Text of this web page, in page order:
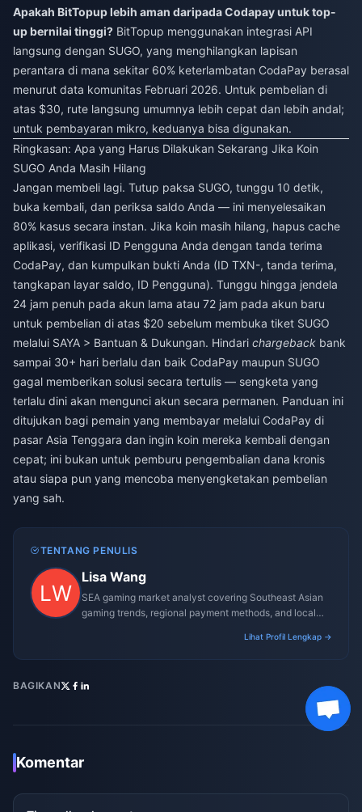
Apakah BitTopup lebih aman daripada Codapay untuk top-
up bernilai tinggi? BitTopup menggunakan integrasi API
langsung dengan SUGO, yang menghilangkan lapisan
perantara di mana sekitar 60% keterlambatan CodaPay berasal
menurut data komunitas Februari 2026. Untuk pembelian di
atas $30, rute langsung umumnya lebih cepat dan lebih andal;
untuk pembayaran mikro, keduanya bisa digunakan.
Ringkasan: Apa yang Harus Dilakukan Sekarang Jika Koin
SUGO Anda Masih Hilang
Jangan membeli lagi. Tutup paksa SUGO, tunggu 10 detik,
buka kembali, dan periksa saldo Anda — ini menyelesaikan
80% kasus secara instan. Jika koin masih hilang, hapus cache
aplikasi, verifikasi ID Pengguna Anda dengan tanda terima
CodaPay, dan kumpulkan bukti Anda (ID TXN-, tanda terima,
tangkapan layar saldo, ID Pengguna). Tunggu hingga jendela
24 jam penuh pada akun lama atau 72 jam pada akun baru
untuk pembelian di atas $20 sebelum membuka tiket SUGO
melalui SAYA > Bantuan & Dukungan. Hindari chargeback bank
sampai 30+ hari berlalu dan baik CodaPay maupun SUGO
gagal memberikan solusi secara tertulis — sengketa yang
terlalu dini akan mengunci akun secara permanen. Panduan ini
ditujukan bagi pemain yang membayar melalui CodaPay di
pasar Asia Tenggara dan ingin koin mereka kembali dengan
cepat; ini bukan untuk pemburu pengembalian dana kronis
atau siapa pun yang mencoba menyengketakan pembelian
yang sah.
TENTANG PENULIS
Lisa Wang
SEA gaming market analyst covering Southeast Asian
gaming trends, regional payment methods, and local
Lihat Profil Lengkap →
BAGIKAN
Komentar